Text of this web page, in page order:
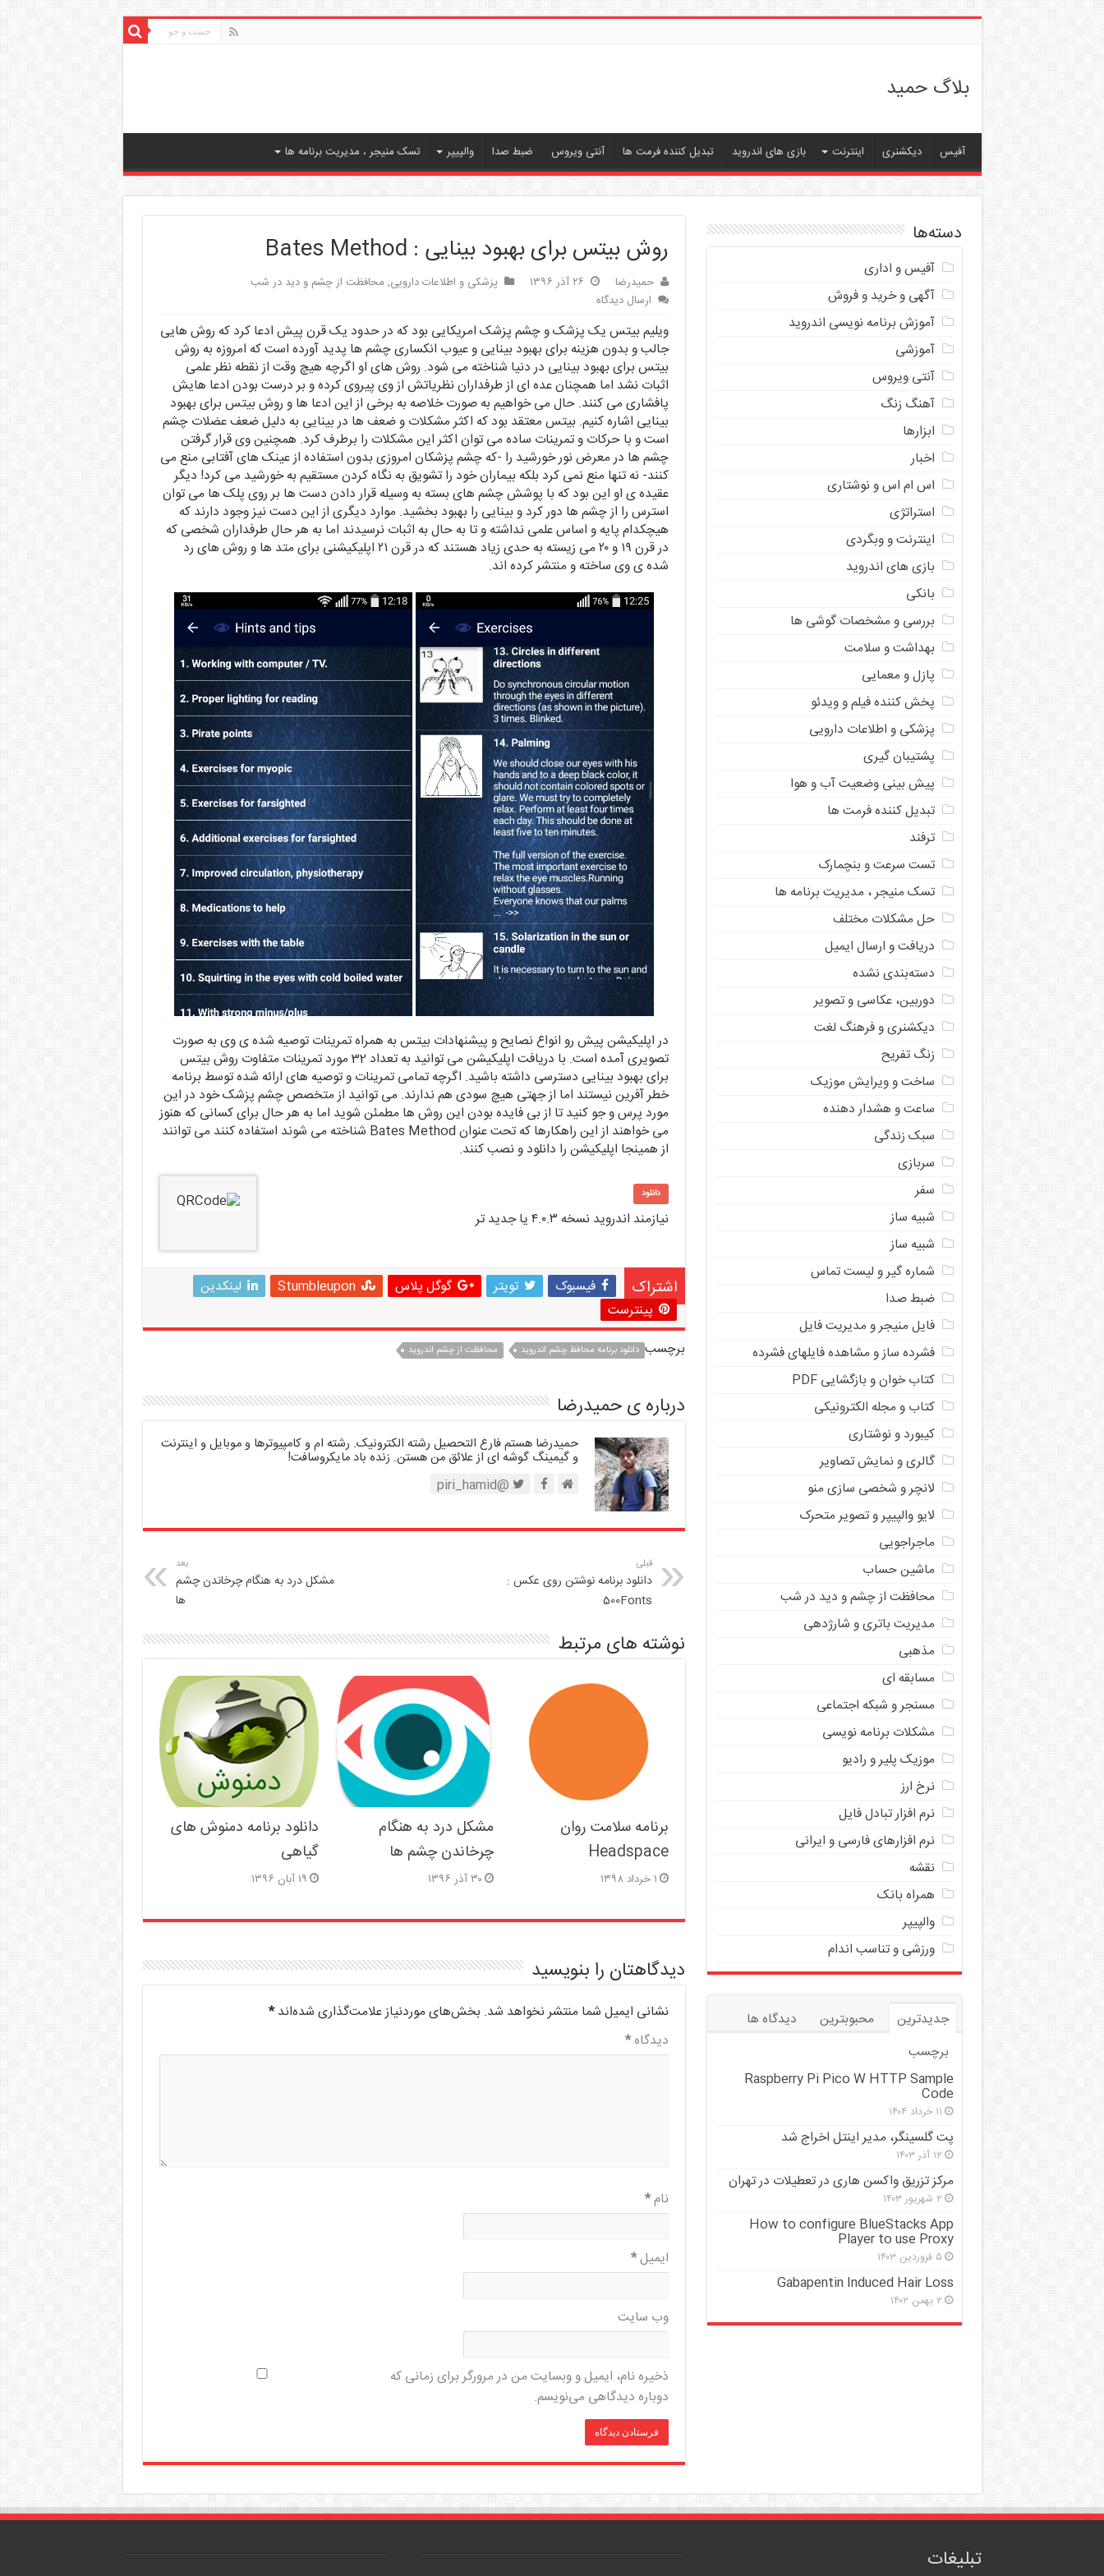
بلاگ حمید
آفیس دیکشنری اینترنت بازی های اندروید تبدیل کننده فرمت ها آنتی ویروس ضبط صدا والپیپر تسک منیجر ، مدیریت برنامه ها
روش بیتس برای بهبود بینایی : Bates Method
حمیدرضا ۲۶ آذر ۱۳۹۶ پزشکی و اطلاعات دارویی, محافظت از چشم و دید در شب
ارسال دیدگاه
ویلیم بیتس یک پزشک و چشم پزشک امریکایی بود که در حدود یک قرن پیش ادعا کرد که روش هایی
جالب و بدون هزینه برای بهبود بینایی و عیوب انکساری چشم ها پدید آورده است که امروزه به روش
بیتس برای بهبود بینایی در دنیا شناخته می شود. روش های او اگرچه هیچ وقت از نقطه نظر علمی
اثبات نشد اما همچنان عده ای از طرفداران نظریاتش از وی پیروی کرده و بر درست بودن ادعا هایش
پافشاری می کنند. حال می خواهیم به صورت خلاصه به برخی از این ادعا ها و روش بیتس برای بهبود
بینایی اشاره کنیم. بیتس معتقد بود که اکثر مشکلات و ضعف ها در بینایی به دلیل ضعف عضلات چشم
است و با حرکات و تمرینات ساده می توان اکثر این مشکلات را برطرف کرد. همچنین وی قرار گرفتن
چشم ها در معرض نور خورشید را -که چشم پزشکان امروزی بدون استفاده از عینک های آفتابی منع می
کنند- نه تنها منع نمی کرد بلکه بیماران خود را تشویق به نگاه کردن مستقیم به خورشید می کرد! دیگر
عقیده ی او این بود که با پوشش چشم های بسته به وسیله قرار دادن دست ها بر روی پلک ها می توان
استرس را از چشم ها دور کرد و بینایی را بهبود بخشید. موارد دیگری از این دست نیز وجود دارند که
هیچکدام پایه و اساس علمی نداشته و تا به حال به اثبات نرسیدند اما به هر حال طرفداران شخصی که
در قرن ۱۹ و ۲۰ می زیسته به حدی زیاد هستند که در قرن ۲۱ اپلیکیشنی برای متد ها و روش های رد
شده ی وی ساخته و منتشر کرده اند.
در اپلیکیشن پیش رو انواع نصایح و پیشنهادات بیتس به همراه تمرینات توصیه شده ی وی به صورت
تصویری آمده است. با دریافت اپلیکیشن می توانید به تعداد 32 مورد تمرینات متفاوت روش بیتس
برای بهبود بینایی دسترسی داشته باشید. اگرچه تمامی تمرینات و توصیه های ارائه شده توسط برنامه
خطر آفرین نیستند اما از جهتی هیچ سودی هم ندارند. می توانید از متخصص چشم پزشک خود در این
مورد پرس و جو کنید تا از بی فایده بودن این روش ها مطمئن شوید اما به هر حال برای کسانی که هنوز
می خواهند از این راهکارها که تحت عنوان Bates Method شناخته می شوند استفاده کنند می توانند
از همینجا اپلیکیشن را دانلود و نصب کنند.
دانلود
نیازمند اندروید نسخه ۴.۰.۳ یا جدید تر
اشتراک فیسبوک تویتر گوگل پلاس Stumbleupon
لینکدین
پینترست
برچسب دانلود برنامه محافظ چشم اندروید محافظت از چشم اندروید
درباره ی حمیدرضا
حمیدرضا هستم فارغ التحصیل رشته الکترونیک. رشته ام و کامپیوترها و موبایل و اینترنت
و گیمینگ گوشه ای از علائق من هستن. زنده باد مایکروسافت!
@piri_hamid
قبلی
دانلود برنامه نوشتن روی عکس :
500Fonts
بعد
مشکل درد به هنگام چرخاندن چشم
ها
نوشته های مرتبط
برنامه سلامت روان
Headspace
۱ خرداد ۱۳۹۸
مشکل درد به هنگام
چرخاندن چشم ها
۳۰ آذر ۱۳۹۶
دانلود برنامه دمنوش های
گیاهی
۱۹ آبان ۱۳۹۶
دیدگاهتان را بنویسید
نشانی ایمیل شما منتشر نخواهد شد. بخش‌های موردنیاز علامت‌گذاری شده‌اند*
دیدگاه*
نام*
ایمیل*
وب‌ سایت
ذخیره نام، ایمیل و وبسایت من در مرورگر برای زمانی که
دوباره دیدگاهی می‌نویسم.
دسته‌ها
آفیس و اداری
آگهی و خرید و فروش
آموزش برنامه نویسی اندروید
آموزشی
آنتی ویروس
آهنگ زنگ
ابزارها
اخبار
اس ام اس و نوشتاری
استراتژی
اینترنت و وبگردی
بازی های اندروید
بانکی
بررسی و مشخصات گوشی ها
بهداشت و سلامت
پازل و معمایی
پخش کننده فیلم و ویدئو
پزشکی و اطلاعات دارویی
پشتیبان گیری
پیش بینی وضعیت آب و هوا
تبدیل کننده فرمت ها
ترفند
تست سرعت و بنچمارک
تسک منیجر ، مدیریت برنامه ها
حل مشکلات مختلف
دریافت و ارسال ایمیل
دسته‌بندی نشده
دوربین، عکاسی و تصویر
دیکشنری و فرهنگ لغت
زنگ تفریح
ساخت و ویرایش موزیک
ساعت و هشدار دهنده
سبک زندگی
سربازی
سفر
شبیه ساز
شبیه ساز
شماره گیر و لیست تماس
ضبط صدا
فایل منیجر و مدیریت فایل
فشرده ساز و مشاهده فایلهای فشرده
کتاب خوان و بازگشایی PDF
کتاب و مجله الکترونیکی
کیبورد و نوشتاری
گالری و نمایش تصاویر
لانچر و شخصی سازی منو
لایو والپیپر و تصویر متحرک
ماجراجویی
ماشین حساب
محافظت از چشم و دید در شب
مدیریت باتری و شارژدهی
مذهبی
مسابقه ای
مسنجر و شبکه اجتماعی
مشکلات برنامه نویسی
موزیک پلیر و رادیو
نرخ ارز
ﻧﺮﻡ ﺍﻓﺰﺍﺭ ﺗﺒﺎﺩﻝ ﻓﺎﻳﻞ
نرم افزارهای فارسی و ایرانی
نقشه
همراه بانک
والپیپر
ورزشی و تناسب اندام
جدیدترین محبوبترین
دیدگاه ها
برچسب
Raspberry Pi Pico W HTTP Sample
Code
۱۱ خرداد ۱۴۰۴
پت گلسینگر، مدیر اینتل اخراج شد
۱۲ آذر ۱۴۰۳
مرکز تزریق واکسن هاری در تعطیلات در تهران
۲ شهریور ۱۴۰۳
How to configure BlueStacks App
Player to use Proxy
۵ فروردین ۱۴۰۳
Gabapentin Induced Hair Loss
۲ بهمن ۱۴۰۲
تبلیغات